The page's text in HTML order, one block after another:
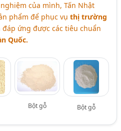
của mình, Tấn Nhật
phẩm để phục vụthị trường
ứng được các tiêu chuẩn
Quốc.
Bột gỗ Bột gỗ